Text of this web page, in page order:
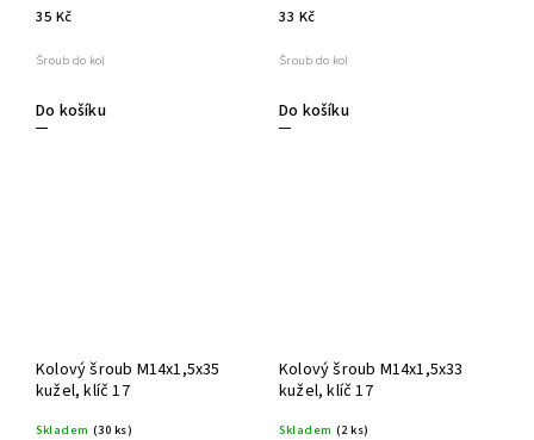
35 Kč
Do košíku
Šroub do kol
33 Kč
Do košíku
Šroub do kol
Kolový šroub M14x1,5x35
kužel, klíč 17
Skladem (30 ks)
Kolový šroub M14x1,5x33
kužel, klíč 17
Skladem (2 ks)